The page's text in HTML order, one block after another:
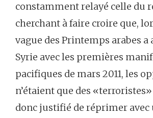
constamment relayé celle du
cherchant à faire croire que,
vague des Printemps arabes
Syrie avec les premières
pacifiques de mars 2011, les
n’étaient que des
donc justifié de réprimer avec